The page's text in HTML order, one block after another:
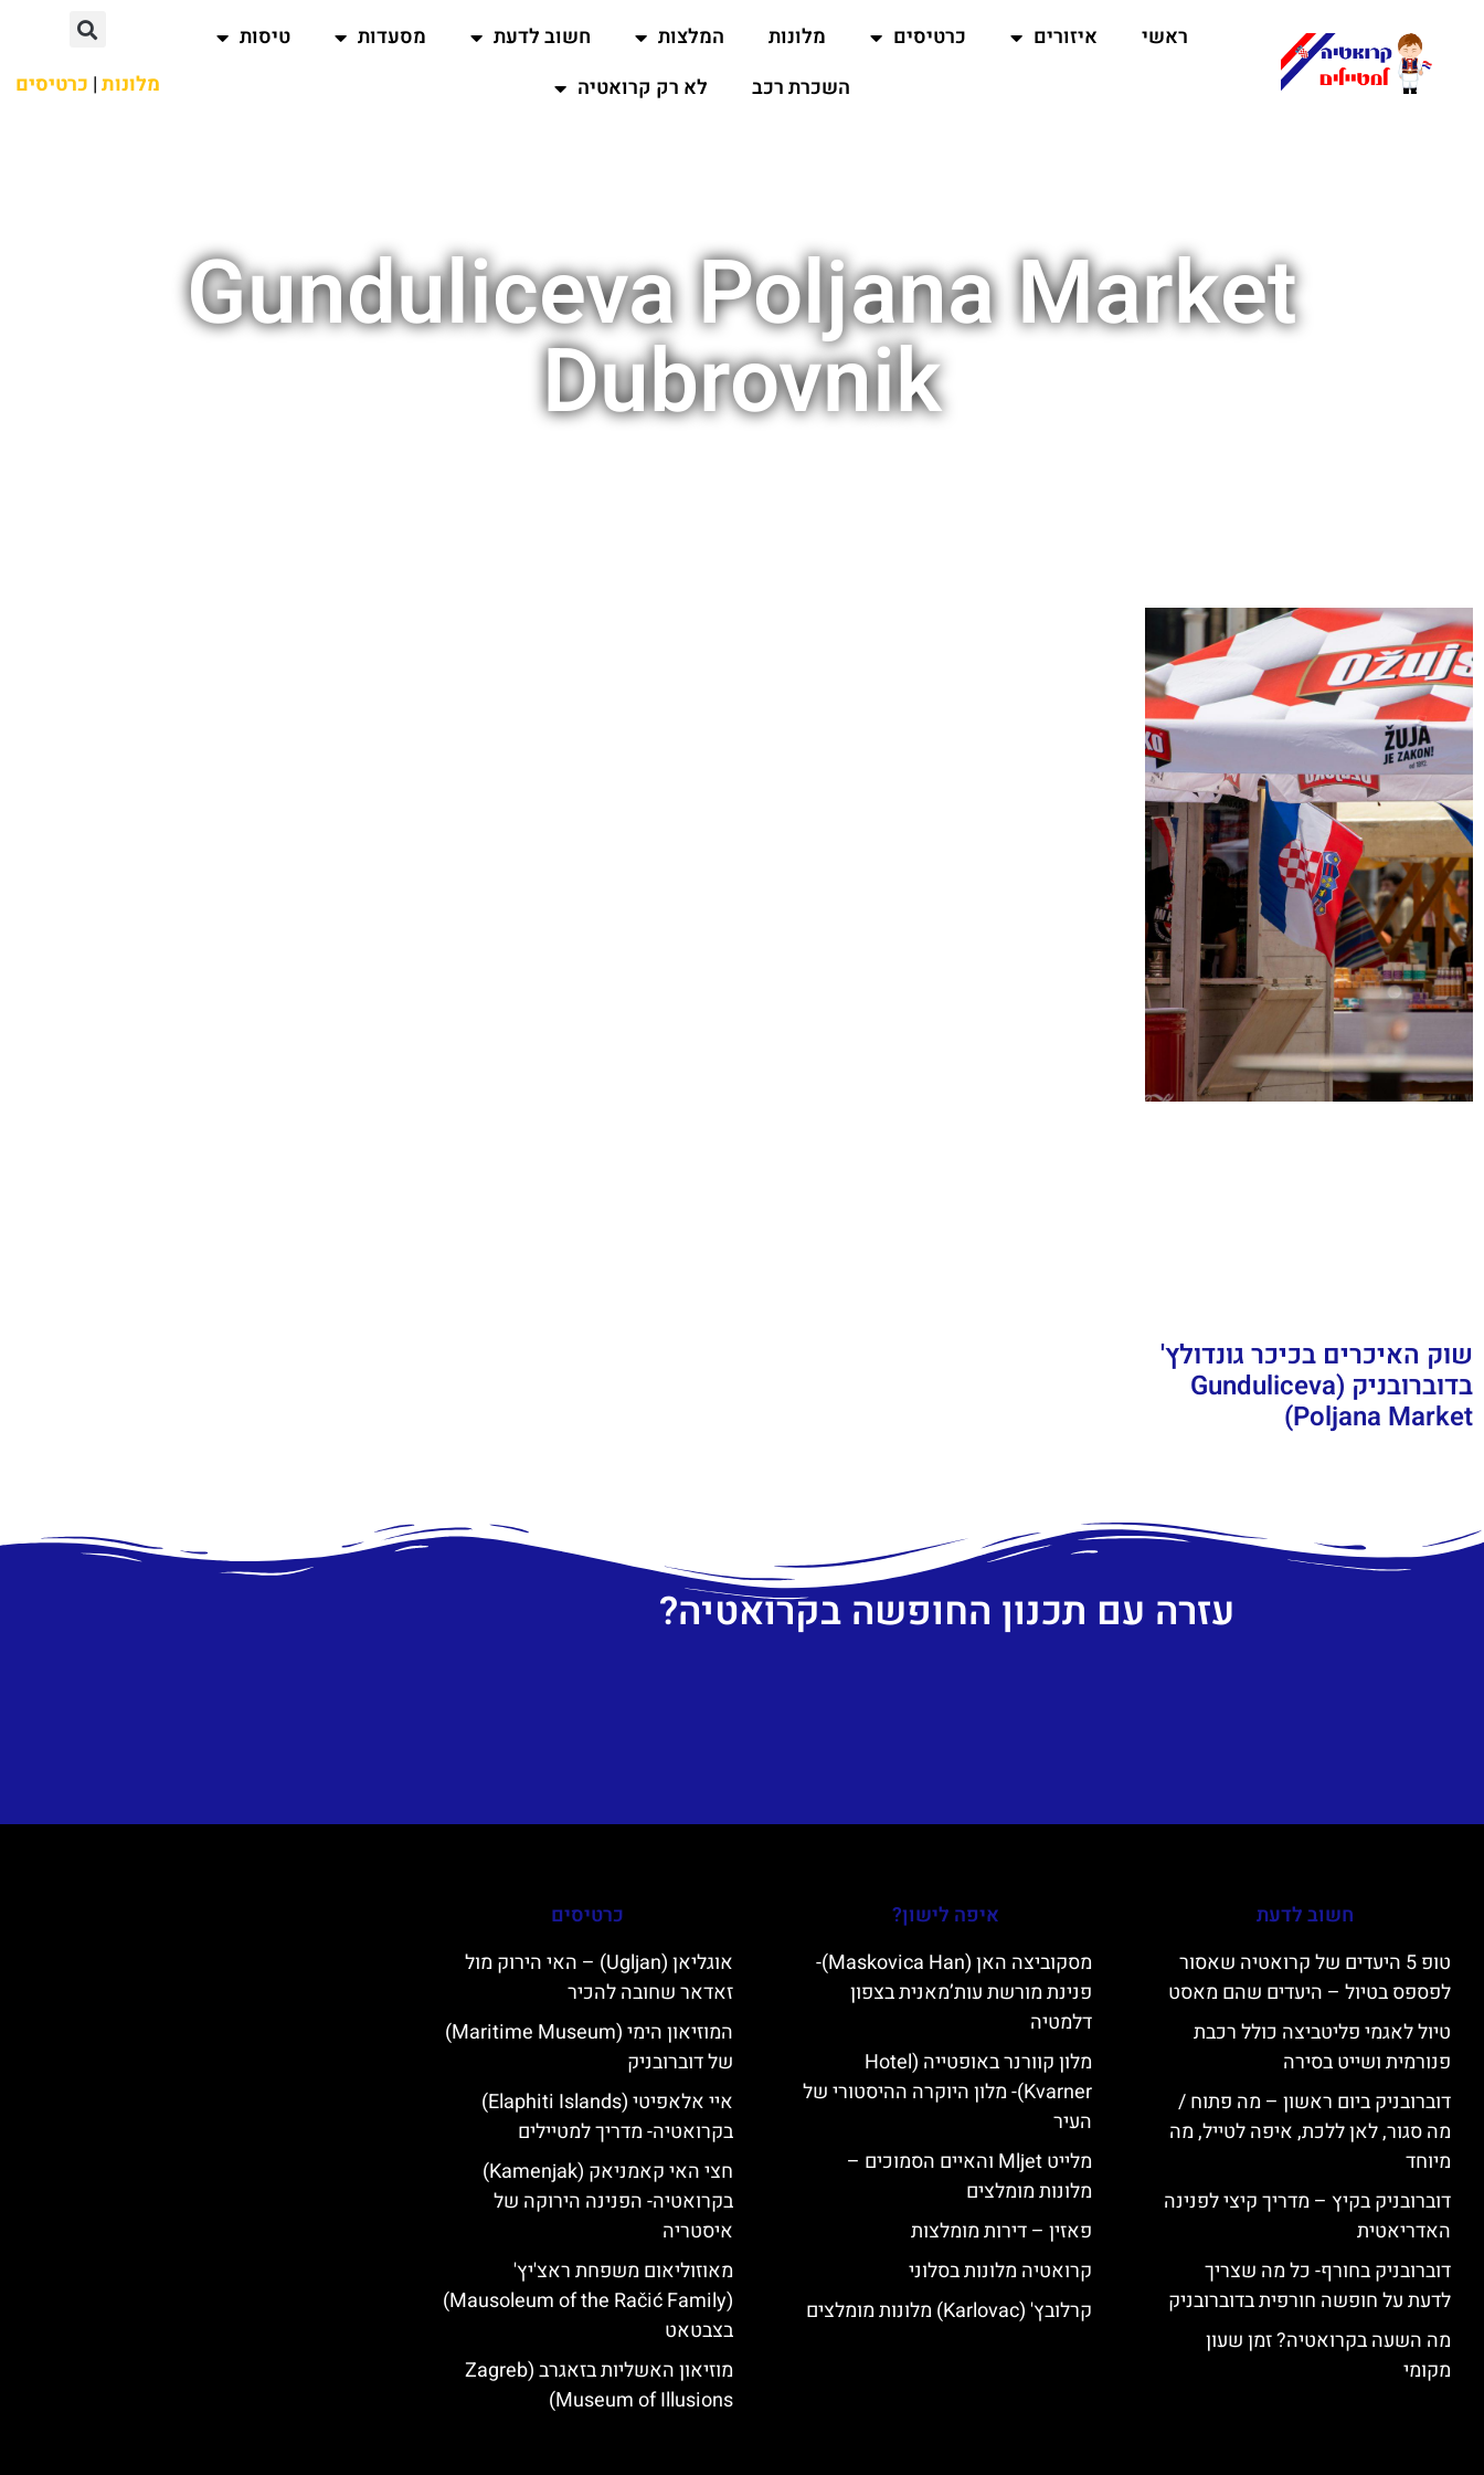
ראשי איזורים כרטיסים מלונות המלצות חשוב לדעת מסעדות
טיסות
השכרת רכב
לא רק קרואטיה מלונות| כרטיסים
Gunduliceva Poljana Market
Dubrovnik
שוק האיכרים בכיכר גונדולץ'
בדוברובניק (Gunduliceva
Poljana Market)
עזרה עם תכנון החופשה בקרואטיה?
חשוב לדעת
טופ 5 היעדים של קרואטיה שאסור
לפספס בטיול – היעדים שהם מאסט
טיול לאגמי פליטביצה כולל רכבת
פנורמית ושייט בסירה
דוברובניק ביום ראשון – מה פתוח /
מה סגור, לאן ללכת, איפה לטייל, מה
מיוחד
דוברובניק בקיץ – מדריך קיצי לפנינה
האדריאטית
דוברובניק בחורף- כל מה שצריך
לדעת על חופשה חורפית בדוברובניק
מה השעה בקרואטיה? זמן שעון
מקומי
איפה לישון?
מסקוביצה האן (Maskovica Han)-
פנינת מורשת עות’מאנית בצפון
דלמטיה
מלון קוורנר באופטייה (Hotel
Kvarner)- מלון היוקרה ההיסטורי של
העיר
מלייט Mljet והאיים הסמוכים –
מלונות מומלצים
פאזין – דירות מומלצות
קרואטיה מלונות בסלוני
קרלובץ' (Karlovac) מלונות מומלצים
כרטיסים
אוגליאן (Ugljan) – האי הירוק מול
זאדאר שחובה להכיר
המוזיאון הימי (Maritime Museum)
של דוברובניק
איי אלאפיטי (Elaphiti Islands)
בקרואטיה- מדריך למטיילים
חצי האי קאמניאק (Kamenjak)
בקרואטיה- הפנינה הירוקה של
איסטריה
מאוזוליאום משפחת ראצ'יץ'
(Mausoleum of the Račić Family)
בצבטאט
מוזיאון האשליות בזאגרב (Zagreb
Museum of Illusions)